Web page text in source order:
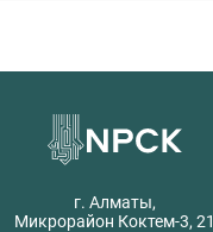
г. Алматы,
Микрорайон Коктем-3, 21